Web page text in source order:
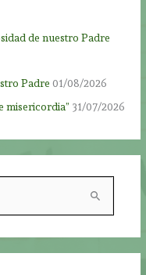
de nuestro Padre
Padre 01/08/2026
misericordia” 31/07/2026